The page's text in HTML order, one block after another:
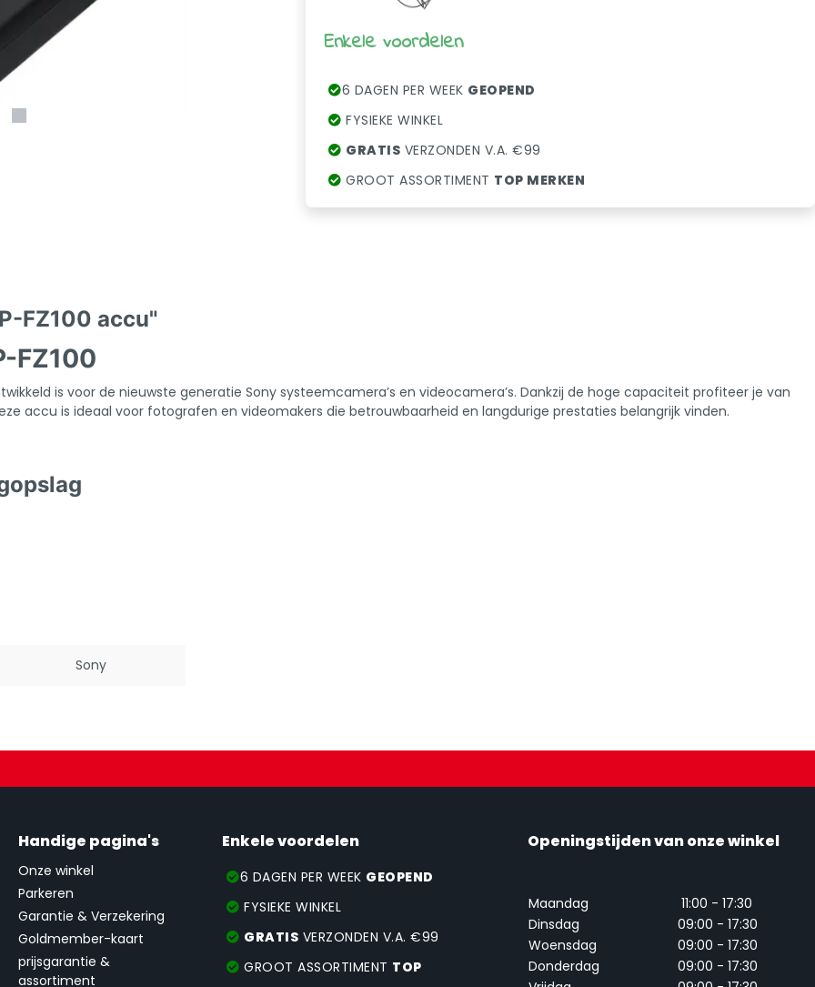
Enkele voordelen
6 DAGEN PER WEEK GEOPEND
FYSIEKE WINKEL
GRATIS VERZONDEN V.A. €99
GROOT ASSORTIMENT TOP MERKEN
FZ100 accu"
FZ100
is voor de nieuwste generatie Sony systeemcamera’s en videocamera’s. Dankzij de hoge capaciteit profiteer je van
accu is ideaal voor fotografen en videomakers die betrouwbaarheid en langdurige prestaties belangrijk vinden.
Sony
Handige pagina's
Onze winkel
Parkeren
Garantie & Verzekering
Goldmember-kaart
prijsgarantie &
assortiment
Enkele voordelen
6 DAGEN PER WEEK GEOPEND
FYSIEKE WINKEL
GRATIS VERZONDEN V.A. €99
GROOT ASSORTIMENT TOP
Openingstijden van onze winkel
Maandag
11:00 - 17:30
Dinsdag
09:00 - 17:30
Woensdag
09:00 - 17:30
Donderdag
09:00 - 17:30